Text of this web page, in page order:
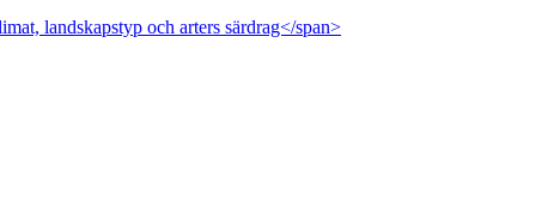
landskapstyp och arters särdrag</span>